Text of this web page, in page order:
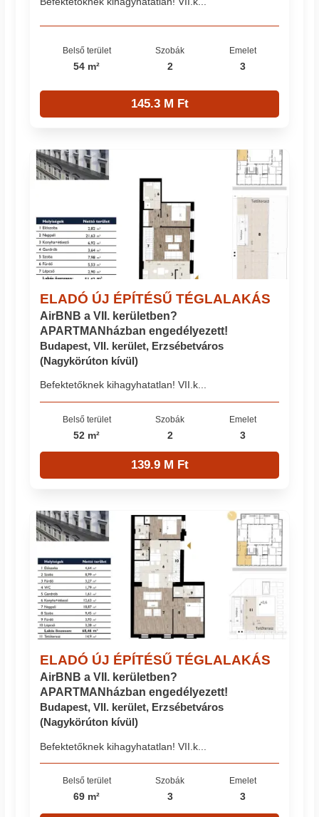
Belső terület
54 m²
Szobák
2
Emelet
3
145.3 M Ft
ELADÓ ÚJ ÉPÍTÉSŰ TÉGLALAKÁS
AirBNB a VII. kerületben?
APARTMANházban engedélyezett!
Budapest, VII. kerület, Erzsébetváros
(Nagykörúton kívül)
Befektetőknek kihagyhatatlan! VII.k...
Belső terület
52 m²
Szobák
2
Emelet
3
139.9 M Ft
ELADÓ ÚJ ÉPÍTÉSŰ TÉGLALAKÁS
AirBNB a VII. kerületben?
APARTMANházban engedélyezett!
Budapest, VII. kerület, Erzsébetváros
(Nagykörúton kívül)
Befektetőknek kihagyhatatlan! VII.k...
Belső terület
69 m²
Szobák
3
Emelet
3